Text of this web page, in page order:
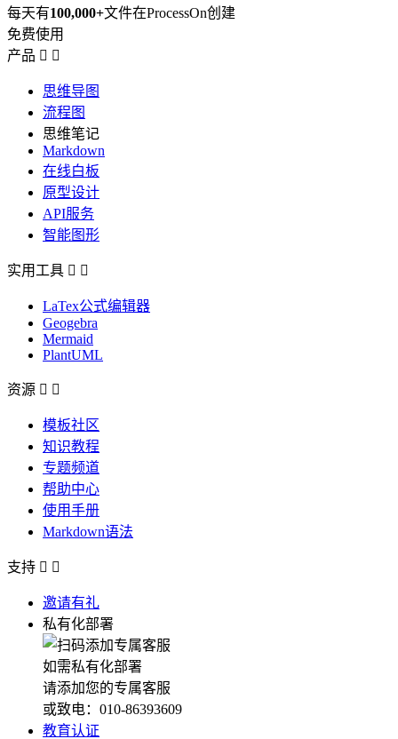
每天有100,000+文件在ProcessOn创建
免费使用
产品  
思维导图
流程图
思维笔记
Markdown
在线白板
原型设计
API服务
智能图形
实用工具  
LaTex公式编辑器
Geogebra
Mermaid
PlantUML
资源  
模板社区
知识教程
专题频道
帮助中心
使用手册
Markdown语法
支持  
邀请有礼
私有化部署
如需私有化部署
请添加您的专属客服
或致电：010-86393609
教育认证